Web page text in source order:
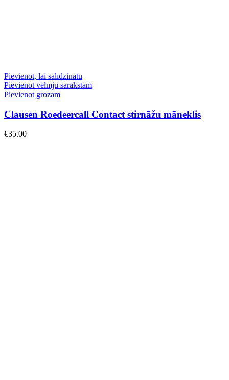
Pievienot, lai salīdzinātu
Pievienot vēlmju sarakstam
Pievienot grozam
Clausen Roedeercall Contact stirnāžu māneklis
€35.00